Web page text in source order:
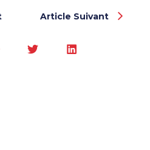
Article Suivant